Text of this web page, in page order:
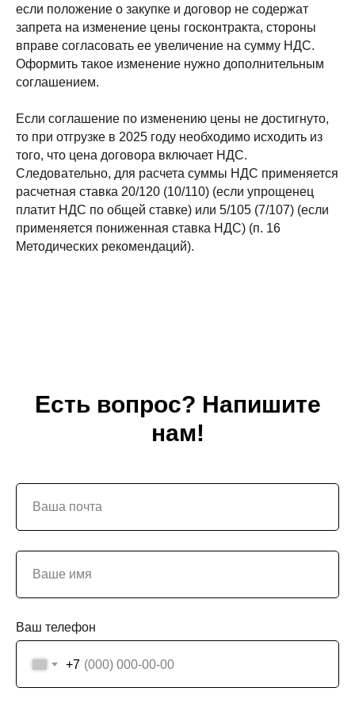
если положение о закупке и договор не содержат
запрета на изменение цены госконтракта, стороны
вправе согласовать ее увеличение на сумму НДС.
Оформить такое изменение нужно дополнительным
соглашением.
Если соглашение по изменению цены не достигнуто,
то при отгрузке в 2025 году необходимо исходить из
того, что цена договора включает НДС.
Следовательно, для расчета суммы НДС применяется
расчетная ставка 20/120 (10/110) (если упрощенец
платит НДС по общей ставке) или 5/105 (7/107) (если
применяется пониженная ставка НДС) (п. 16
Методических рекомендаций).
Есть вопрос? Напишите
нам!
Ваш телефон
+7